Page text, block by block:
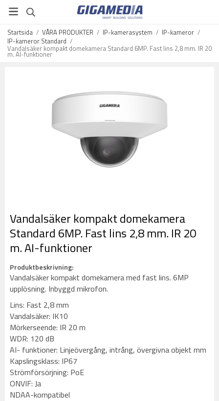
Startsida / VÅRA PRODUKTER / IP-kamerasystem / IP-kameror /
IP-kameror Standard /
Vandalsäker kompakt domekamera Standard 6MP. Fast lins 2,8 mm. IR 20
m. AI-funktioner
Vandalsäker kompakt domekamera
Standard 6MP. Fast lins 2,8 mm. IR 20
m. AI-funktioner
Produktbeskrivning:
Vandalsäker kompakt domekamera med fast lins. 6MP
upplösning. Inbyggd mikrofon.
Lins: Fast 2,8 mm
Vandalsäker: IK10
Mörkerseende: IR 20 m
WDR: 120 dB
AI- funktioner: Linjeövergång, intrång, övergivna objekt mm
Kapslingsklass: IP67
Strömförsörjning: PoE
ONVIF: Ja
NDAA-kompatibel